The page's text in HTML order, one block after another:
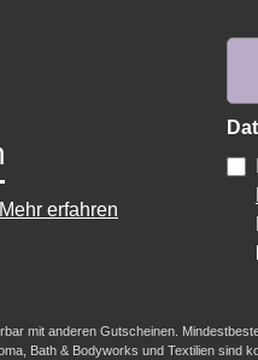
Mehr erfahren
mit anderen Gutscheinen.
Bath & Bodyworks und Textilien sind